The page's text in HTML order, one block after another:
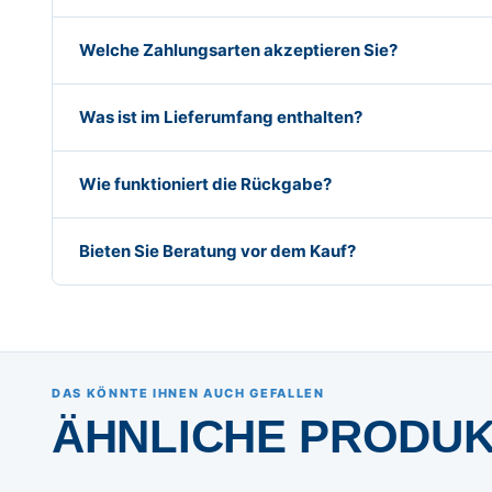
Welche Zahlungsarten akzeptieren Sie?
Was ist im Lieferumfang enthalten?
Wie funktioniert die Rückgabe?
Bieten Sie Beratung vor dem Kauf?
DAS KÖNNTE IHNEN AUCH GEFALLEN
ÄHNLICHE